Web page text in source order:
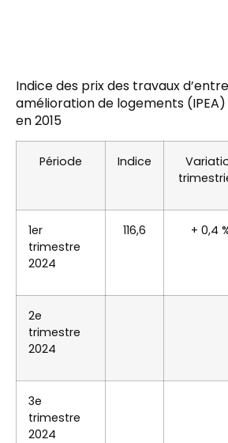
Indice des prix des travaux
amélioration de logements
en 2015
Période Indice
1er
trimestre
2024
116,6 + 0,4
2e
trimestre
2024
3e
trimestre
2024